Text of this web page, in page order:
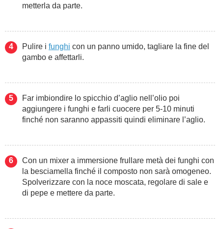
metterla da parte.
Pulire i funghi con un panno umido, tagliare la fine del
gambo e affettarli.
Far imbiondire lo spicchio d’aglio nell’olio poi
aggiungere i funghi e farli cuocere per 5-10 minuti
finché non saranno appassiti quindi eliminare l’aglio.
Con un mixer a immersione frullare metà dei funghi con
la besciamella finché il composto non sarà omogeneo.
Spolverizzare con la noce moscata, regolare di sale e
di pepe e mettere da parte.